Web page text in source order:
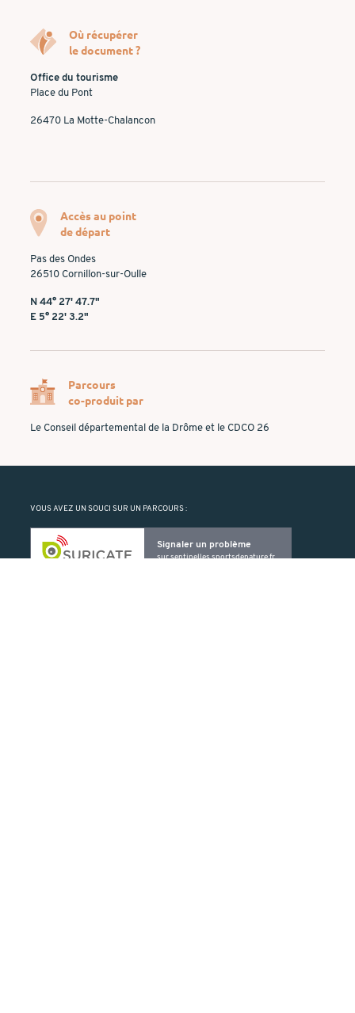
Où récupérer
le document ?
Office du tourisme
Place du Pont
26470 La Motte-Chalancon
Accès au point
de départ
Pas des Ondes
26510 Cornillon-sur-Oulle
N 44° 27' 47.7"
E 5° 22' 3.2"
Parcours
co-produit par
Le Conseil départemental de la Drôme et le CDCO 26
VOUS AVEZ UN SOUCI SUR UN PARCOURS :
Signaler un problème
sursentinelles.sportsdenature.fr